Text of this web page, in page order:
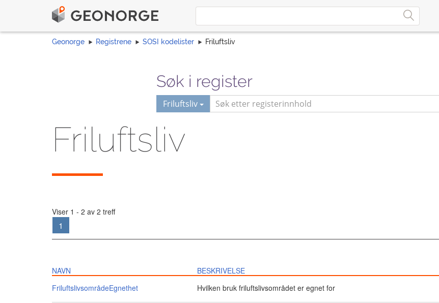
Geonorge Registrene SOSI kodelister Friluftsliv
Søk i register
Friluftsliv
Friluftsliv
Viser 1 - 2 av 2 treff
1
NAVN BESKRIVELSE
FriluftslivsområdeEgnethet
Hvilken bruk friluftslivsområdet er egnet for